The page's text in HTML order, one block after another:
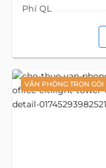
Phí QL
VĂN PHÒNG TRỌN GÓI